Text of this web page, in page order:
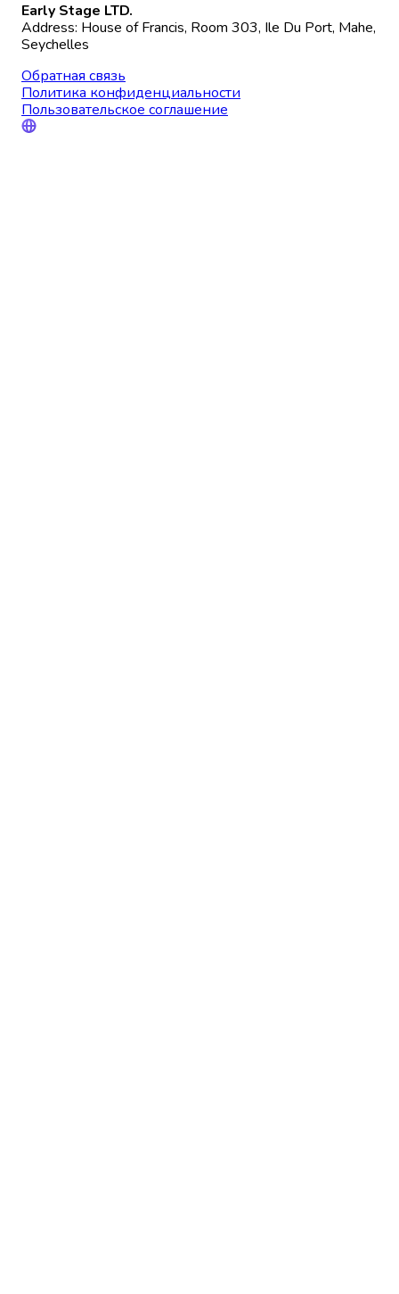
Early Stage LTD.
Address: House of Francis, Room 303, Ile Du Port, Mahe,
Seychelles
Обратная связь
Политика конфиденциальности
Пользовательское соглашение